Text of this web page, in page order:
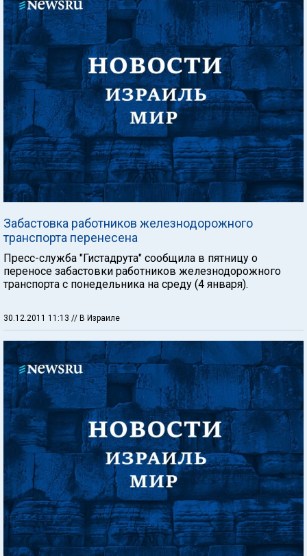
Забастовка работников железнодорожного
транспорта перенесена
Пресс-служба "Гистадрута" сообщила в пятницу о
переносе забастовки работников железнодорожного
транспорта с понедельника на среду (4 января).
30.12.2011 11:13 // В Израиле